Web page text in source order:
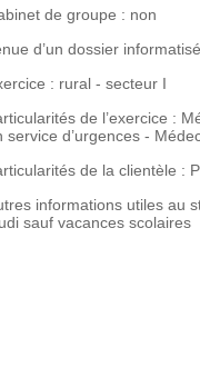
de groupe : non
d’un dossier
: rural - secteur I
de l’exercice :
service d’urgences -
de la clientèle :
informations utiles au
sauf vacances scolaires